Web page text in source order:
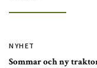
NYHET
Sommar och ny